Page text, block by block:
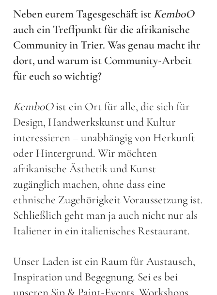
Neben eurem Tagesgeschäft ist KemboO
auch ein Treffpunkt für die afrikanische
Community in Trier. Was genau macht ihr
dort, und warum ist Community-Arbeit
für euch so wichtig?
KemboOist ein Ort für alle, die sich für
Design, Handwerkskunst und Kultur
interessieren – unabhängig von Herkunft
oder Hintergrund. Wir möchten
afrikanische Ästhetik und Kunst
zugänglich machen, ohne dass eine
ethnische Zugehörigkeit Voraussetzung ist.
Schließlich geht man ja auch nicht nur als
Italiener in ein italienisches Restaurant.
Unser Laden ist ein Raum für Austausch,
Inspiration und Begegnung. Sei es bei
unseren Sip & Paint-Events, Workshops